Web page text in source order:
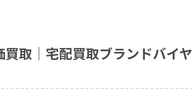
取｜宅配買取ブランドバイヤ